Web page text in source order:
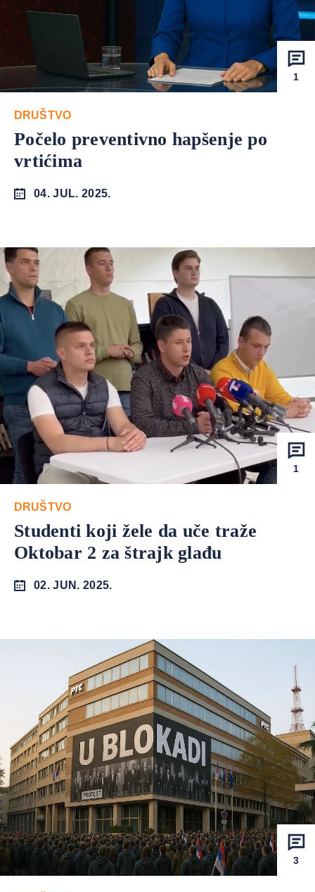
1
DRUŠTVO
Počelo preventivno hapšenje po
vrtićima
04. JUL. 2025.
1
DRUŠTVO
Studenti koji žele da uče traže
Oktobar 2 za štrajk glađu
02. JUN. 2025.
3